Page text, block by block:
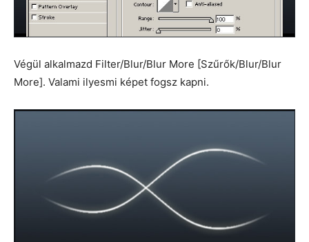
Végül alkalmazd Filter/Blur/Blur More [Szűrők/Blur/Blur
More]. Valami ilyesmi képet fogsz kapni.